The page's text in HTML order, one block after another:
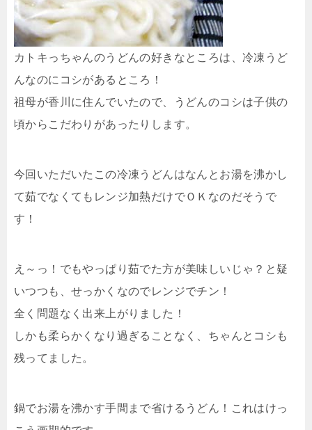
カトキっちゃんのうどんの好きなところは、冷凍うど
んなのにコシがあるところ！
祖母が香川に住んでいたので、うどんのコシは子供の
頃からこだわりがあったりします。
今回いただいたこの冷凍うどんはなんとお湯を沸かし
て茹でなくてもレンジ加熱だけでＯＫなのだそうで
す！
え～っ！でもやっぱり茹でた方が美味しいじゃ？と疑
いつつも、せっかくなのでレンジでチン！
全く問題なく出来上がりました！
しかも柔らかくなり過ぎることなく、ちゃんとコシも
残ってました。
鍋でお湯を沸かす手間まで省けるうどん！これはけっ